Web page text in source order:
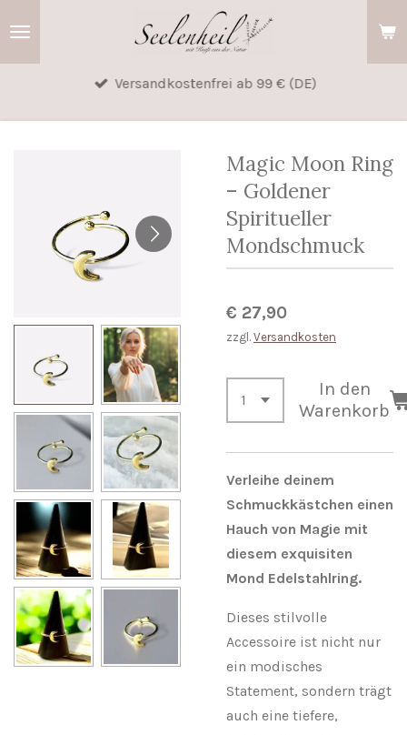
Versandkostenfrei ab 99 € (DE)
Magic Moon Ring
– Goldener
Spiritueller
Mondschmuck
€ 27,90
zzgl. Versandkosten
In den
Warenkorb
Verleihe deinem
Schmuckkästchen einen
Hauch von Magie mit
diesem exquisiten
Mond Edelstahlring.
Dieses stilvolle
Accessoire ist nicht nur
ein modisches
Statement, sondern trägt
auch eine tiefere,